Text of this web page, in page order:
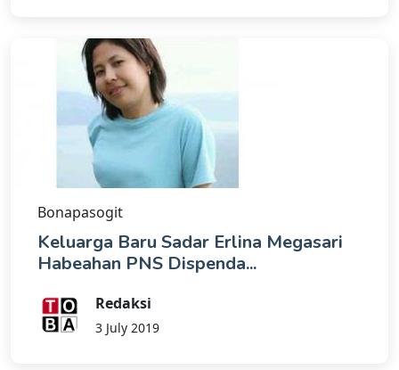
Bonapasogit
Keluarga Baru Sadar Erlina Megasari
Habeahan PNS Dispenda...
Redaksi
3 July 2019